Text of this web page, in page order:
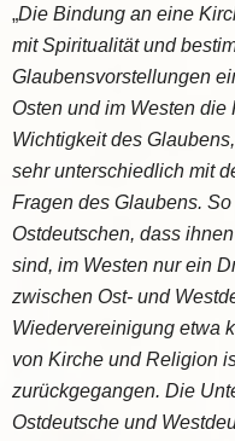
„Die Bindung an eine
mitSpiritualität und
Glaubensvorstellungen
Osten und im Westen die
Wichtigkeit des
sehrunterschiedlich mit
Fragen des Glaubens.
Ostdeutschen, dass
sind, im Westen nurein
zwischen Ost- und
Wiedervereinigung etwa
von Kirche und Religion
zurückgegangen. Die
Ostdeutsche und